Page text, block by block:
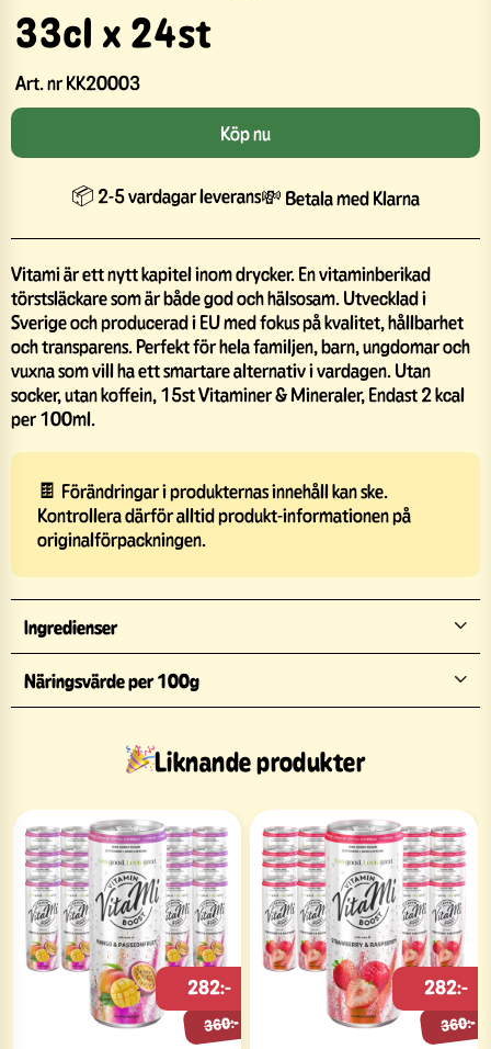
33cl x 24st
Art. nrKK20003
Köp nu
📦 2-5 vardagar leverans💸 Betala med Klarna
Vitami är ett nytt kapitel inom drycker. En vitaminberikad
törstsläckare som är både god och hälsosam. Utvecklad i
Sverige och producerad i EU med fokus på kvalitet, hållbarhet
och transparens. Perfekt för hela familjen, barn, ungdomar och
vuxna som vill ha ett smartare alternativ i vardagen. Utan
socker, utan koffein, 15st Vitaminer & Mineraler, Endast 2 kcal
per 100ml.
🍫 Förändringar i produkternas innehåll kan ske.
Kontrollera därför alltid produkt-informationen på
originalförpackningen.
Ingredienser
Näringsvärde per 100g
Liknande produkter
360:-
282:-
360:-
282:-